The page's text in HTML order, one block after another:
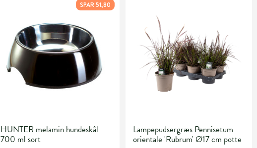
SPAR 51,80
HUNTER melamin hundeskål
700 ml sort
Lampepudsergræs Pennisetum
orientale 'Rubrum' Ø17 cm potte